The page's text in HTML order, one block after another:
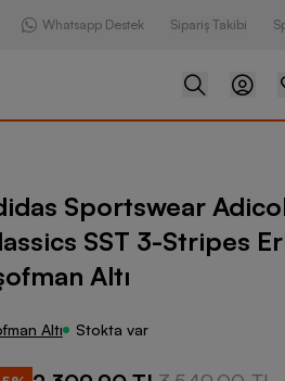
Whatsapp Destek Sipariş Takibi
Adicolor Classics SST 3-Stripes
Sportswear
SST 3-Stripes
Altı
Altı Stokta var